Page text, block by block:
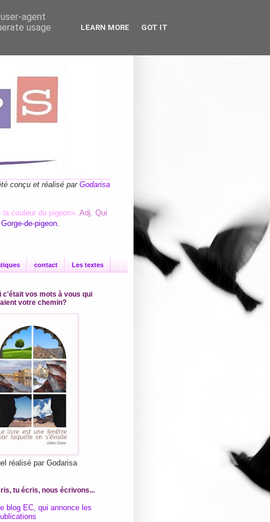
conçu et réalisé par Godarisa
couleur du pigeon». Adj. Qui
de-pigeon.
contact Les textes
c'était vos mots à vous qui
votre chemin?
réalisé par Godarisa
tu écris, nous écrivons...
blog EC, qui annonce les
agent
usage
LEARN MORE GOT IT